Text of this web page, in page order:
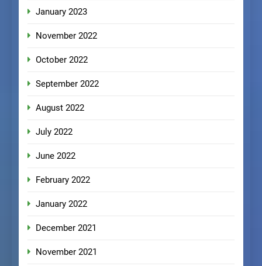
January 2023
November 2022
October 2022
September 2022
August 2022
July 2022
June 2022
February 2022
January 2022
December 2021
November 2021